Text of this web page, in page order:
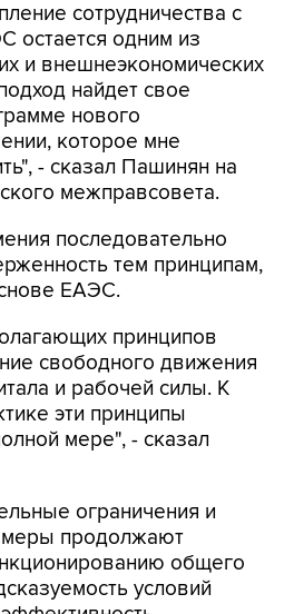
сотрудничества с
остается одним из
и внешнеэкономических
найдет свое
нового
которое мне
- сказал Пашинян на
межправсовета.
последовательно
тем принципам,
ЕАЭС.
принципов
свободного движения
и рабочей силы. К
эти принципы
мере", - сказал
ограничения и
меры продолжают
общего
условий